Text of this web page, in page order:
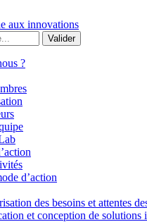
aux innovations
?
d’action
des besoins et attentes
et conception de solutions